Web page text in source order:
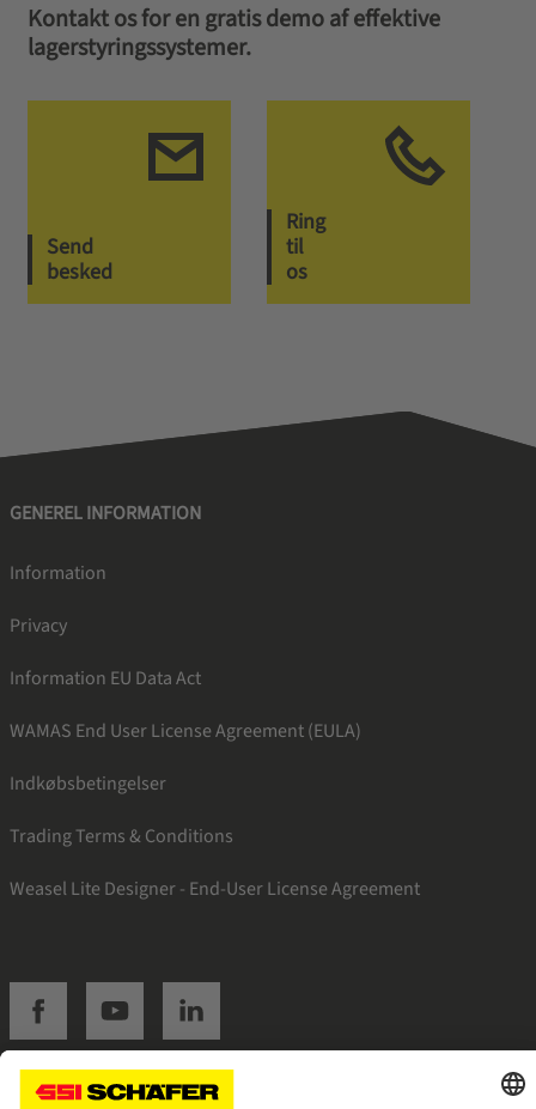
Kontakt os for en gratis demo af effektive
lagerstyringssystemer.
Send
besked
Ring
til
os
GENEREL INFORMATION
Information
Privacy
Information EU Data Act
WAMAS End User License Agreement (EULA)
Indkøbsbetingelser
Trading Terms & Conditions
Weasel Lite Designer - End-User License Agreement
SSI facebookSSI youtubeSSI linkedin